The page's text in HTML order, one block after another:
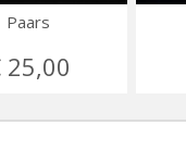
Paars
25,00